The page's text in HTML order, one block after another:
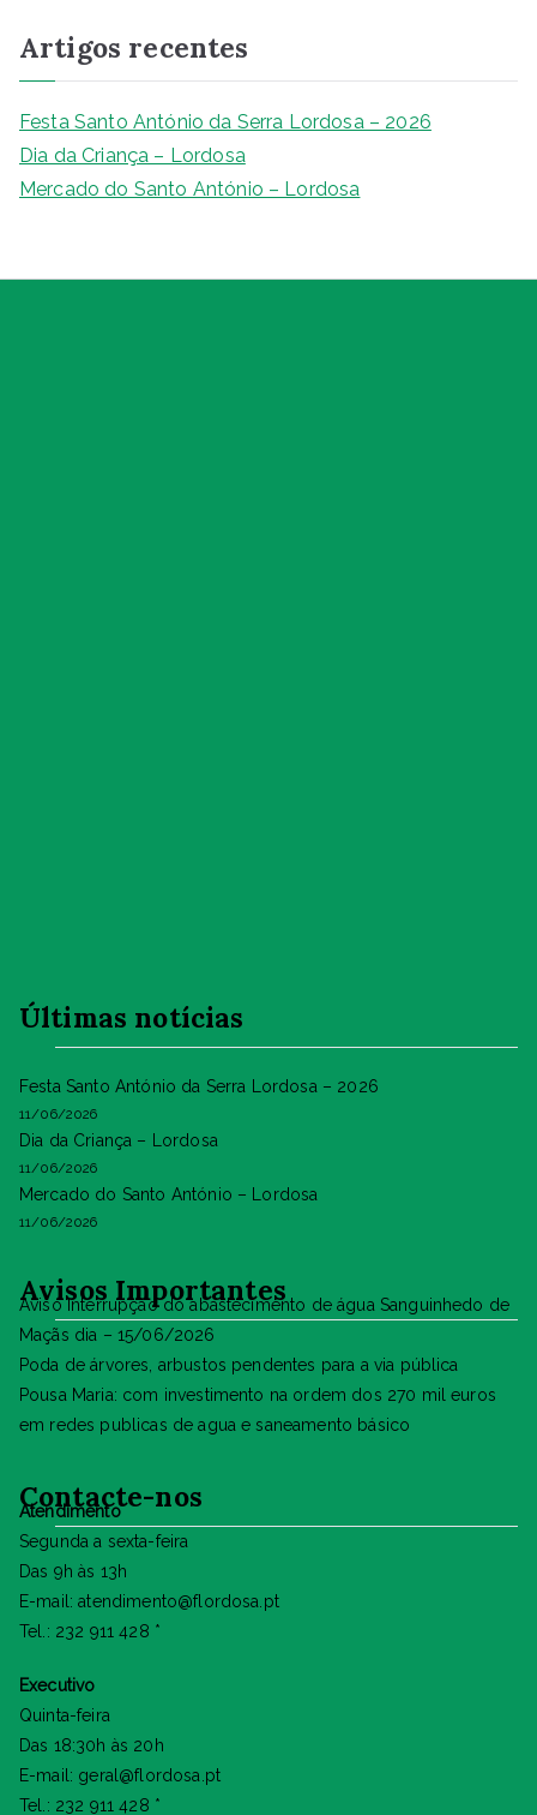
u
i
s
r
Artigos recentes
Festa Santo António da Serra Lordosa – 2026
Dia da Criança – Lordosa
Mercado do Santo António – Lordosa
Últimas notícias
Festa Santo António da Serra Lordosa – 2026
11/06/2026
Dia da Criança – Lordosa
11/06/2026
Mercado do Santo António – Lordosa
11/06/2026
Avisos Importantes
Aviso Interrupção do abastecimento de água Sanguinhedo de
Maçãs dia – 15/06/2026
Poda de árvores, arbustos pendentes para a via pública
Pousa Maria: com investimento na ordem dos 270 mil euros
em redes publicas de agua e saneamento básico
Contacte-nos
Atendimento
Segunda a sexta-feira
Das 9h às 13h
E-mail: atendimento@flordosa.pt
Tel.: 232 911 428 *
Executivo
Quinta-feira
Das 18:30h às 20h
E-mail: geral@flordosa.pt
Tel.: 232 911 428 *